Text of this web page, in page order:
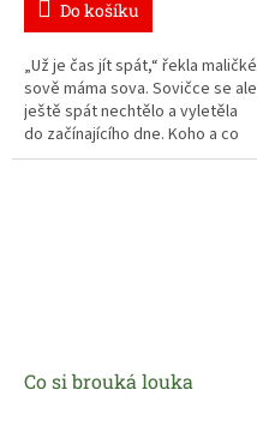
Do košíku
„Už je čas jít spát,“ řekla maličké
sově máma sova. Sovičce se ale
ještě spát nechtělo a vyletěla
do začínajícího dne. Koho a co
venku viděla?
Co si brouká louka